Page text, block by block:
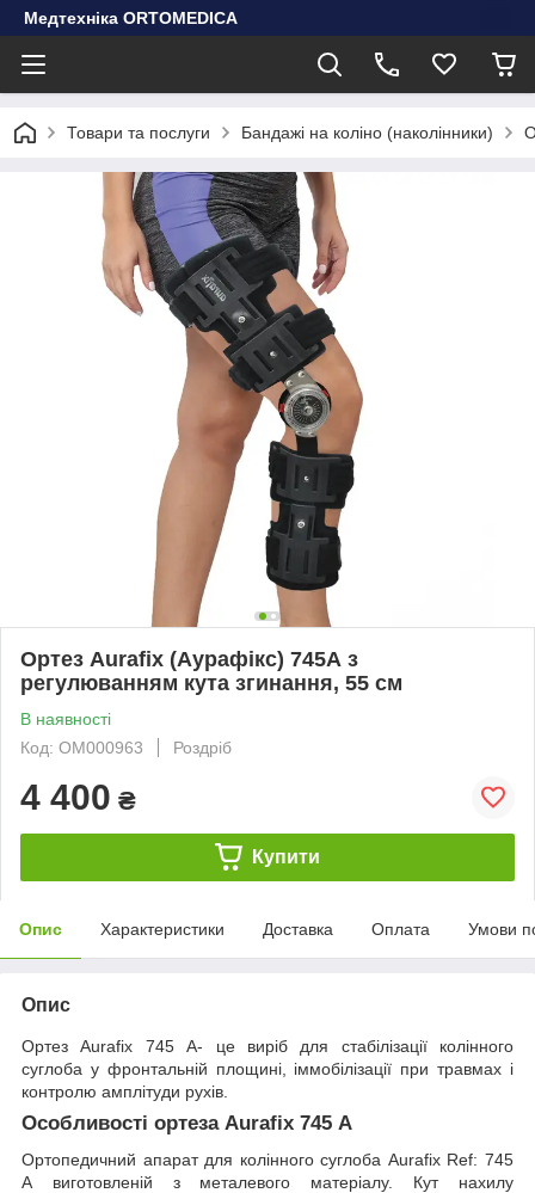
Медтехніка ORTOMEDICA
Товари та послуги Бандажі на коліно (наколінники)
Ортез Aurafix (Аурафікс) 745А з
регулюванням кута згинання, 55 см
В наявності
Код: ОМ000963
Роздріб
4 400 ₴
Купити
Опис Характеристики Доставка Оплата Умови
Опис
Ортез Aurafix 745 А- це виріб для стабілізації колінного
суглоба у фронтальній площині, іммобілізації при травмах і
контролю амплітуди рухів.
Особливості ортеза Aurafix 745 А
Ортопедичний апарат для колінного суглоба Aurafix Ref: 745
А виготовленій з металевого матеріалу. Кут нахилу